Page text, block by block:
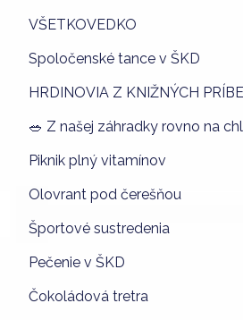
VŠETKOVEDKO
Spoločenské tance v ŠKD
HRDINOVIA Z KNIŽNÝCH
🥗 Z našej záhradky rovno na
Piknik plný vitamínov
Olovrant pod čerešňou
Športové sustredenia
Pečenie v ŠKD
Čokoládová tretra